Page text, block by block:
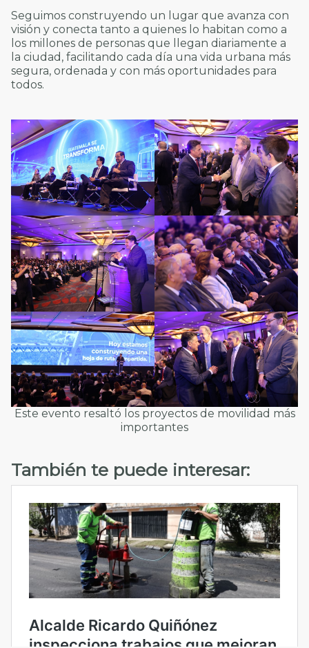
Seguimos construyendo un lugar que avanza con
visión y conecta tanto a quienes lo habitan como a
los millones de personas que llegan diariamente a
la ciudad, facilitando cada día una vida urbana más
segura, ordenada y con más oportunidades para
todos.
Este evento resaltó los proyectos de movilidad más
importantes
También te puede interesar: